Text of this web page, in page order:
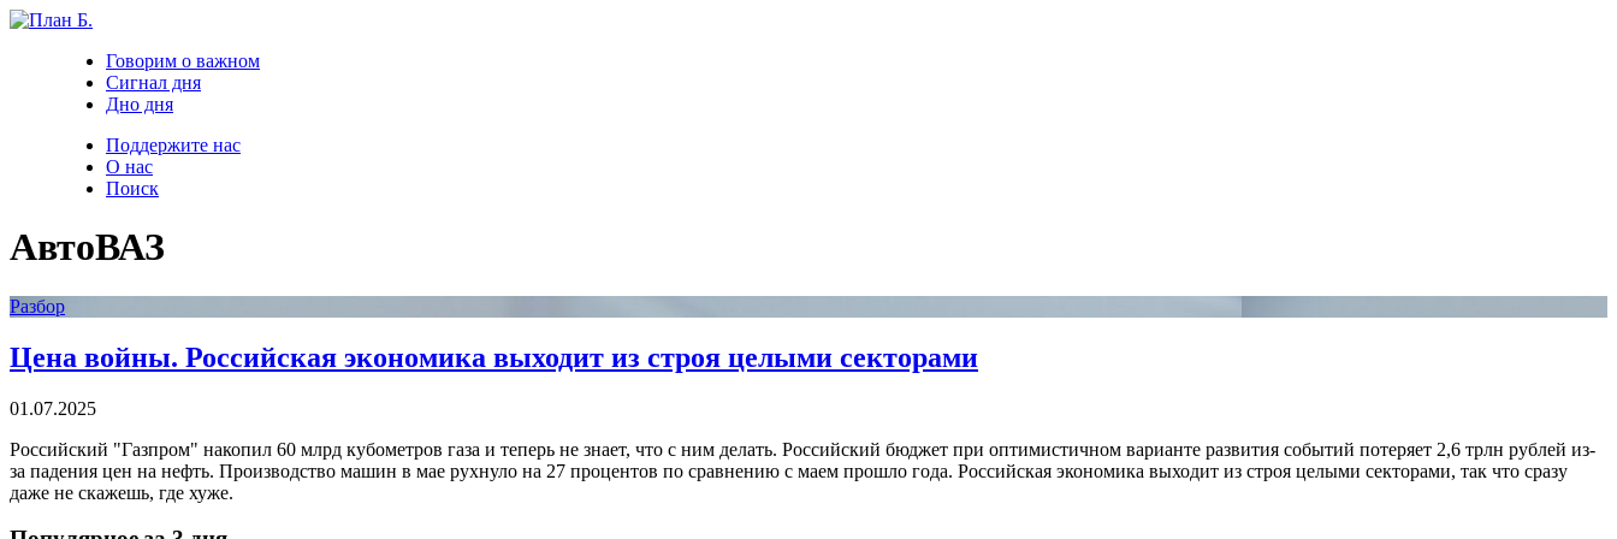
Говорим о важном
Сигнал дня
Дно дня
Поддержите нас
О нас
Поиск
АвтоВАЗ
Разбор
Цена войны. Российская экономика выходит из строя целыми секторами
01.07.2025
Российский "Газпром" накопил 60 млрд кубометров газа и теперь не знает, что с ним делать. Российский бюджет при оптимистичном варианте развития событий потеряет 2,6 трлн рублей из-
за падения цен на нефть. Производство машин в мае рухнуло на 27 процентов по сравнению с маем прошло года. Российская экономика выходит из строя целыми секторами, так что сразу
даже не скажешь, где хуже.